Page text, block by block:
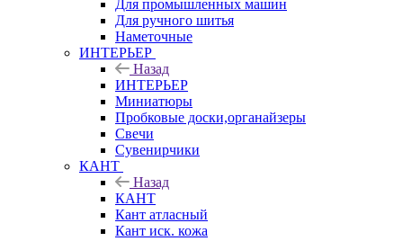
Для промышленных машин
Для ручного шитья
Наметочные
ИНТЕРЬЕР
Назад
ИНТЕРЬЕР
Миниатюры
Пробковые доски,органайзеры
Свечи
Сувенирчики
КАНТ
Назад
КАНТ
Кант атласный
Кант иск. кожа